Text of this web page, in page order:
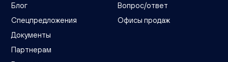
Блог
Спецпредложения
Документы
Партнерам
Вопрос/ответ
Офисы продаж